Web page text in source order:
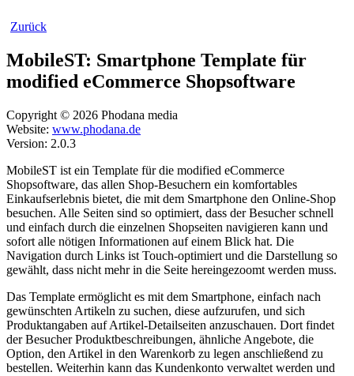
Zurück
MobileST: Smartphone Template für
modified eCommerce Shopsoftware
Copyright © 2026 Phodana media
Website: www.phodana.de
Version: 2.0.3
MobileST ist ein Template für die modified eCommerce
Shopsoftware, das allen Shop-Besuchern ein komfortables
Einkaufserlebnis bietet, die mit dem Smartphone den Online-Shop
besuchen. Alle Seiten sind so optimiert, dass der Besucher schnell
und einfach durch die einzelnen Shopseiten navigieren kann und
sofort alle nötigen Informationen auf einem Blick hat. Die
Navigation durch Links ist Touch-optimiert und die Darstellung so
gewählt, dass nicht mehr in die Seite hereingezoomt werden muss.
Das Template ermöglicht es mit dem Smartphone, einfach nach
gewünschten Artikeln zu suchen, diese aufzurufen, und sich
Produktangaben auf Artikel-Detailseiten anzuschauen. Dort findet
der Besucher Produktbeschreibungen, ähnliche Angebote, die
Option, den Artikel in den Warenkorb zu legen anschließend zu
bestellen. Weiterhin kann das Kundenkonto verwaltet werden und